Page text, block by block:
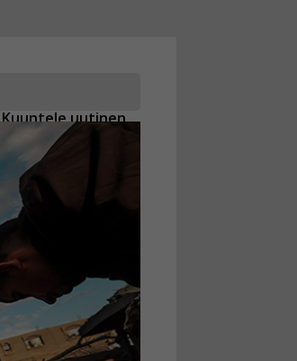
Kuuntele uutinen